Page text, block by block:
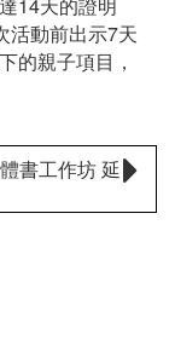
14天的證明
活動前出示7天
的親子項目，
書工作坊 延